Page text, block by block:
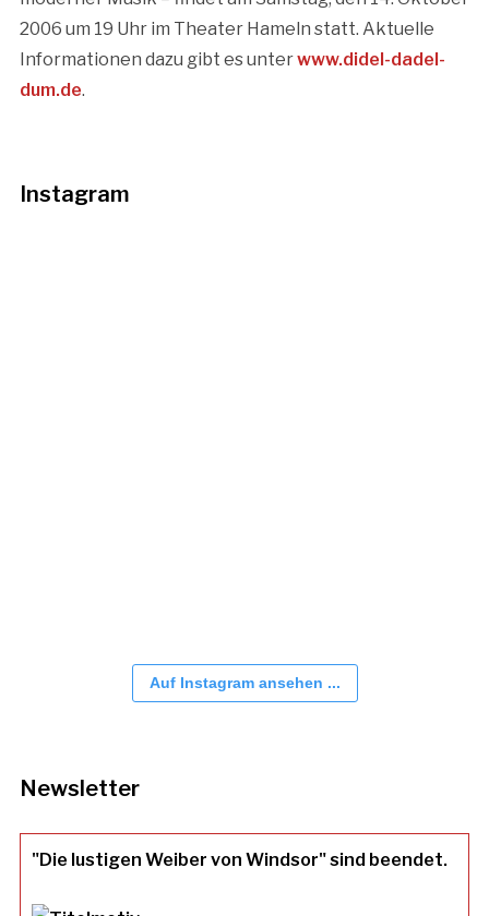
2006 um 19 Uhr im Theater Hameln statt. Aktuelle
Informationen dazu gibt es unterwww.didel-dadel-
dum.de.
Instagram
Auf Instagram ansehen ...
Newsletter
"Die lustigen Weiber von Windsor" sind beendet.